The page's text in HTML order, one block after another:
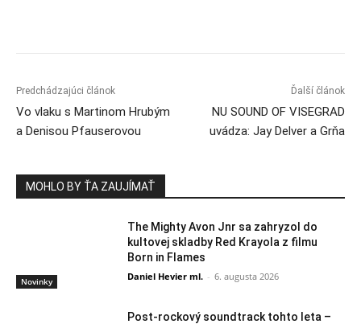
Predchádzajúci článok
Vo vlaku s Martinom Hrubým
a Denisou Pfauserovou
Ďalší článok
NU SOUND OF VISEGRAD
uvádza: Jay Delver a Grňa
MOHLO BY ŤA ZAUJÍMAŤ
Novinky
The Mighty Avon Jnr sa zahryzol do
kultovej skladby Red Krayola z filmu
Born in Flames
Daniel Hevier ml. - 6. augusta 2026
Post-rockový soundtrack tohto leta –